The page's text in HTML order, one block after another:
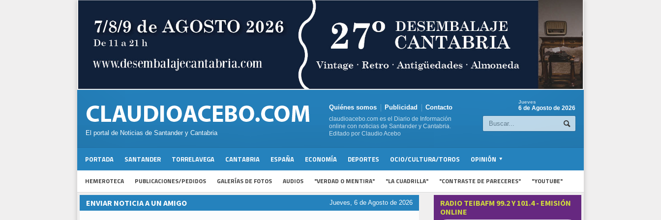
El portal de Noticias de Santander y Cantabria
Quiénes somos Publicidad Contacto
claudioacebo.com es el Diario de Información
online con noticias de Santander y Cantabria.
Editado por Claudio Acebo
Jueves
6 de Agosto de 2026
PORTADA SANTANDER TORRELAVEGA CANTABRIA ESPAÑA ECONOMÍA DEPORTES OCIO/CULTURA/TOROS OPINIÓN
HEMEROTECA PUBLICACIONES/PEDIDOS GALERÍAS DE FOTOS AUDIOS "VERDAD O MENTIRA" "LA CUADRILLA" "CONTRASTE DE PARECERES" "YOUTUBE"
Jueves, 6 de Agosto de 2026
ENVIAR NOTICIA A UN AMIGO
RADIO TEIBAFM 99.2 Y 101.4 - EMISIÓN
ONLINE